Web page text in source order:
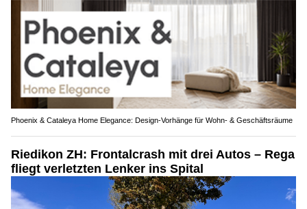
Phoenix & Cataleya Home Elegance: Design-Vorhänge für Wohn- & Geschäftsräume
Riedikon ZH: Frontalcrash mit drei Autos – Rega
fliegt verletzten Lenker ins Spital